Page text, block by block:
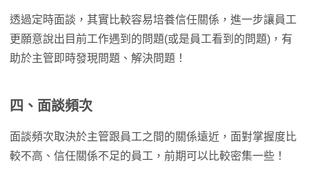
透過定時面談，其實比較容易培養信任關係，進一步讓員工
更願意說出目前工作遇到的問題(或是員工看到的問題)，有
助於主管即時發現問題、解決問題！
四、面談頻次
面談頻次取決於主管跟員工之間的關係遠近，面對掌握度比
較不高、信任關係不足的員工，前期可以比較密集一些！